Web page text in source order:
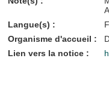
Langue(s) :
Organisme d'accueil :
Lien vers la notice :